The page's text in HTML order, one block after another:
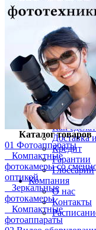
Новости
Фото и
Гаджеты
Слухи
Новости
Услуги
Прокат
Выкуп и
Покупателям
Акции
Как
Доставка
Кредит
Гарантии
Глоссарий
Компания
О нас
Контакты
Каталог товаров
01 Фотоаппараты
Компактные
фотокамеры со
оптикой
Зеркальные
фотокамеры
Компактные
фотоаппараты